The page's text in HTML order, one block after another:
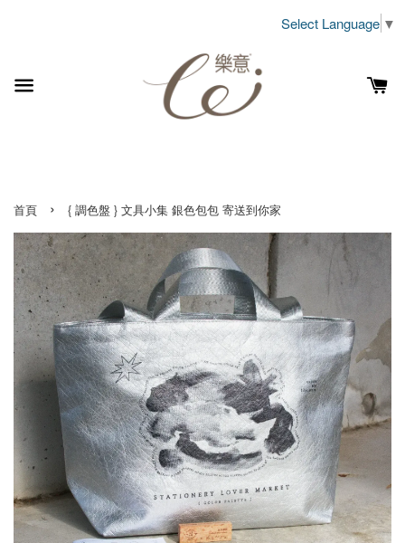
Select Language ▼
首頁 › { 調色盤 } 文具小集 銀色包包 寄送到你家